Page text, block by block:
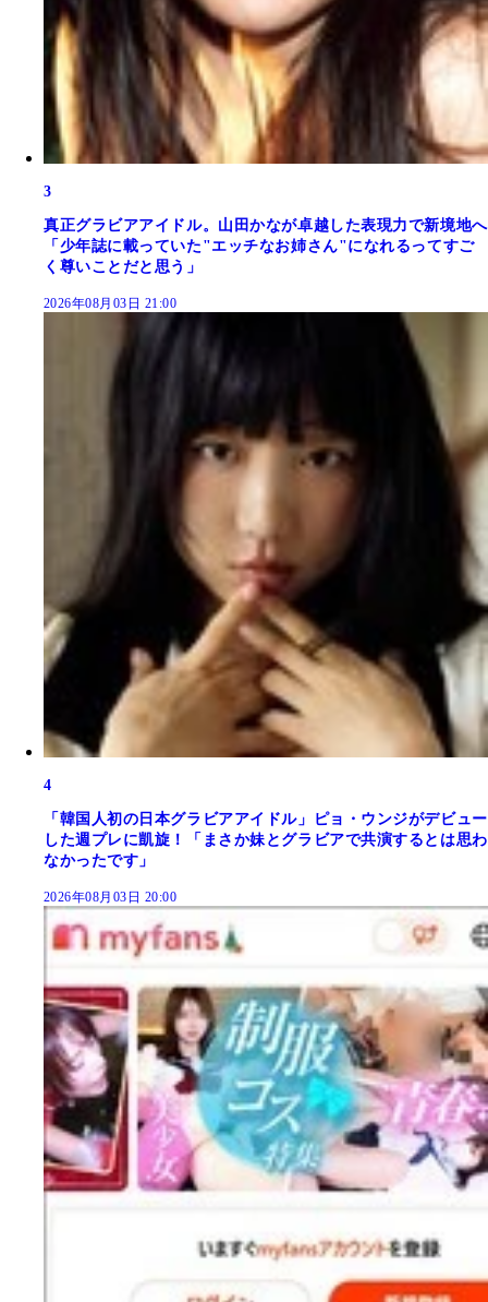
3
真正グラビアアイドル。山田かなが卓越した表現力で新境地へ
「少年誌に載っていた"エッチなお姉さん"になれるってすご
く尊いことだと思う」
2026年08月03日 21:00
4
「韓国人初の日本グラビアアイドル」ピョ・ウンジがデビュー
した週プレに凱旋！「まさか妹とグラビアで共演するとは思わ
なかったです」
2026年08月03日 20:00